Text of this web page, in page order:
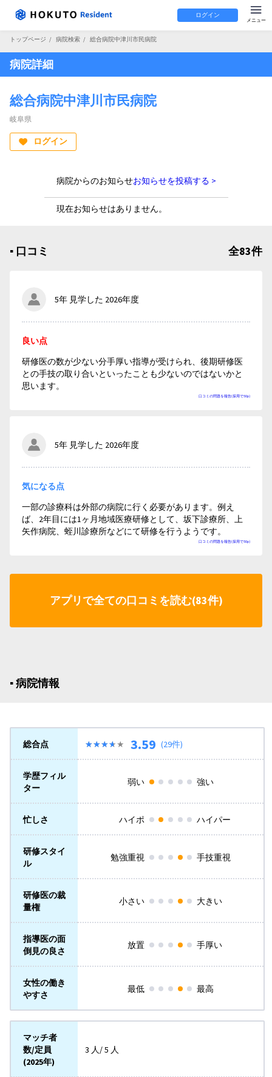
ログイン
トップページ / 病院検索 / 総合病院中津川市民病院
病院詳細
総合病院中津川市民病院
岐阜県
ログイン
病院からのお知らせお知らせを投稿する >
現在お知らせはありません。
▪︎ 口コミ 全83件
5年 見学した 2026年度
口コミの問題を報告(採用で50p)
良い点
研修医の数が少ない分手厚い指導が受けられ、後期研修医
との手技の取り合いといったことも少ないのではないかと
思います。
5年 見学した 2026年度
口コミの問題を報告(採用で50p)
気になる点
一部の診療科は外部の病院に行く必要があります。例え
ば、2年目には1ヶ月地域医療研修として、坂下診療所、上
矢作病院、蛭川診療所などにて研修を行うようです。
アプリで全ての口コミを読む(83件)
▪︎ 病院情報
総合点 ★★★★★
★★★★★ 3.59 (29件)
学歴フィル
ター
弱い 強い
忙しさ ハイポ ハイパー
研修スタイ
ル
勉強重視 手技重視
研修医の裁
量権
小さい 大きい
指導医の面
倒見の良さ
放置 手厚い
女性の働き
やすさ
最低 最高
マッチ者
数/定員
(2025年)
3 人/ 5 人